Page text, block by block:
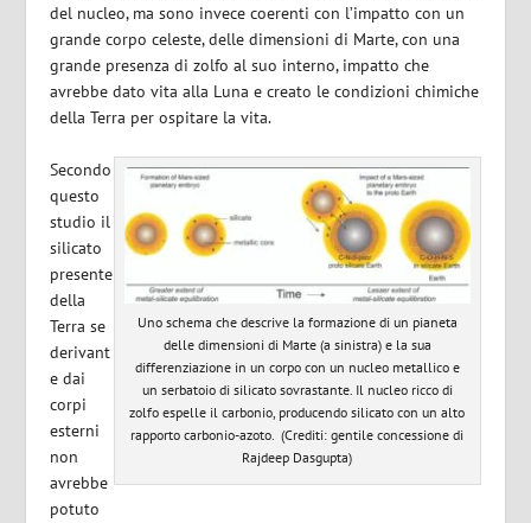
del nucleo, ma sono invece coerenti con l’impatto con un
grande corpo celeste, delle dimensioni di Marte, con una
grande presenza di zolfo al suo interno, impatto che
avrebbe dato vita alla Luna e creato le condizioni chimiche
della Terra per ospitare la vita.
Uno schema che descrive la formazione di un pianeta
delle dimensioni di Marte (a sinistra) e la sua
differenziazione in un corpo con un nucleo metallico e
un serbatoio di silicato sovrastante. Il nucleo ricco di
zolfo espelle il carbonio, producendo silicato con un alto
rapporto carbonio-azoto. (Crediti: gentile concessione di
Rajdeep Dasgupta)
Secondo
questo
studio il
silicato
presente
della
Terra se
derivant
e dai
corpi
esterni
non
avrebbe
potuto